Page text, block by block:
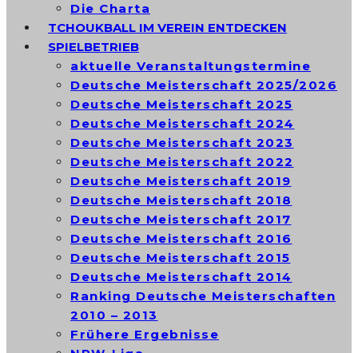
Die Charta
TCHOUKBALL IM VEREIN ENTDECKEN
SPIELBETRIEB
aktuelle Veranstaltungstermine
Deutsche Meisterschaft 2025/2026
Deutsche Meisterschaft 2025
Deutsche Meisterschaft 2024
Deutsche Meisterschaft 2023
Deutsche Meisterschaft 2022
Deutsche Meisterschaft 2019
Deutsche Meisterschaft 2018
Deutsche Meisterschaft 2017
Deutsche Meisterschaft 2016
Deutsche Meisterschaft 2015
Deutsche Meisterschaft 2014
Ranking Deutsche Meisterschaften
2010 – 2013
Frühere Ergebnisse